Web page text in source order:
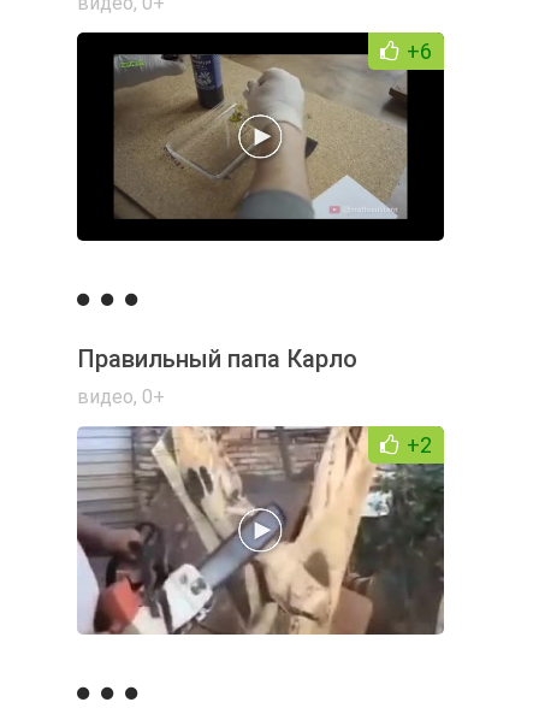
+6
Правильный папа Карло
видео, 0+
+2